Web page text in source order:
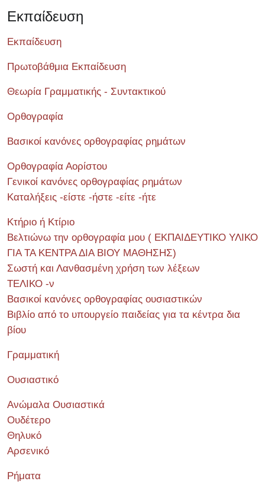
Εκπαίδευση
Εκπαίδευση
Πρωτοβάθμια Εκπαίδευση
Θεωρία Γραμματικής - Συντακτικού
Ορθογραφία
Βασικοί κανόνες ορθογραφίας ρημάτων
Ορθογραφία Αορίστου
Γενικοί κανόνες ορθογραφίας ρημάτων
Καταλήξεις -είστε -ήστε -είτε -ήτε
Κτήριο ή Κτίριο
Βελτιώνω την ορθογραφία μου ( ΕΚΠΑΙΔΕΥΤΙΚΟ ΥΛΙΚΟ
ΓΙΑ ΤΑ ΚΕΝΤΡΑ ΔΙΑ ΒΙΟΥ ΜΑΘΗΣΗΣ)
Σωστή και Λανθασμένη χρήση των λέξεων
ΤΕΛΙΚΟ -ν
Βασικοί κανόνες ορθογραφίας ουσιαστικών
Βιβλίο από το υπουργείο παιδείας για τα κέντρα δια
βίου
Γραμματική
Ουσιαστικό
Ανώμαλα Ουσιαστικά
Ουδέτερο
Θηλυκό
Αρσενικό
Ρήματα